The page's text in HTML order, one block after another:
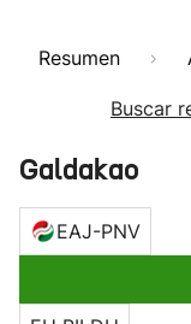
Resumen
Buscar
Galdakao
EAJ-PNV